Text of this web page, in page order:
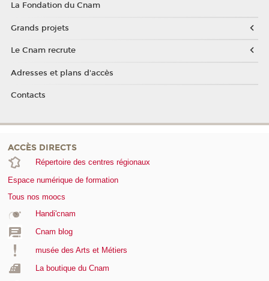
La Fondation du Cnam
Grands projets
Le Cnam recrute
Adresses et plans d'accès
Contacts
ACCÈS DIRECTS
Répertoire des centres régionaux
Espace numérique de formation
Tous nos moocs
Handi'cnam
Cnam blog
musée des Arts et Métiers
La boutique du Cnam